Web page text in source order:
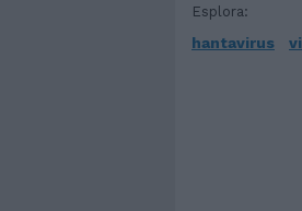
Esplora:
hantavirus